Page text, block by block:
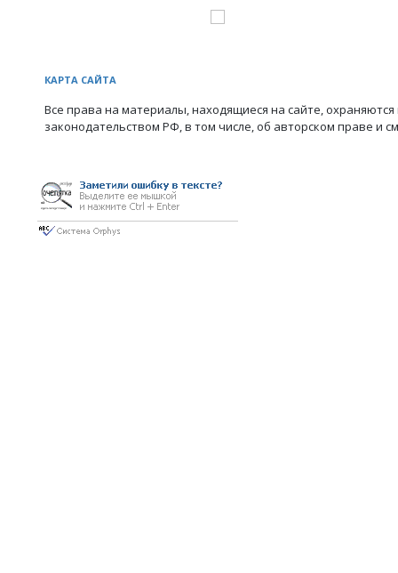
КАРТА САЙТА
Все права на материалы, находящиеся на сайте, охраняются
законодательством РФ, в том числе, об авторском праве и